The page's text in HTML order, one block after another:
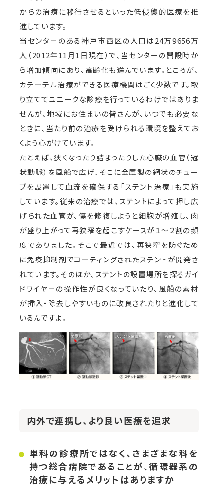
からの治療に移行させるといった低侵襲的医療を推
進しています。
当センターのある神戸市西区の人口は24万9656万
人（2012年11月1日現在）で、当センターの開設時か
ら増加傾向にあり、高齢化も進んでいます。ところが、
カテーテル治療ができる医療機関はごく少数です。取
り立ててユニークな診療を行っているわけではありま
せんが、地域にお住まいの皆さんが、いつでも必要な
ときに、当たり前の治療を受けられる環境を整えてお
くよう心がけています。
たとえば、狭くなったり詰まったりした心臓の血管（冠
状動脈）を風船で広げ、そこに金属製の網状のチュー
ブを設置して血流を確保する「ステント治療」も実施
しています。従来の治療では、ステントによって押し広
げられた血管が、傷を修復しようと細胞が増殖し、肉
が盛り上がって再狭窄を起こすケースが１～２割の頻
度でありました。そこで最近では、再狭窄を防ぐため
に免疫抑制剤でコーティングされたステントが開発さ
れています。そのほか、ステントの設置場所を探るガイ
ドワイヤーの操作性が良くなっていたり、風船の素材
が挿入・除去しやすいものに改良されたりと進化して
いるんですよ。
内外で連携し、より良い医療を追求
単科の診療所ではなく、さまざまな科を
持つ総合病院であることが、循環器系の
治療に与えるメリットはありますか